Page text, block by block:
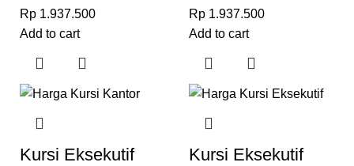
Rp 1.937.500
Add to cart
Rp 1.937.500
Add to cart
Kursi Eksekutif
Kursi Eksekutif